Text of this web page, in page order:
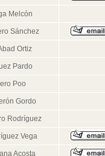
Melcón
Sánchez
Ortiz
Pardo
Poo
Gordo
Rodríguez
Vega
Acosta